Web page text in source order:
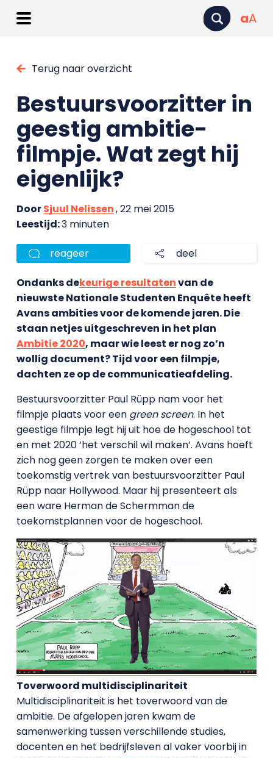
aA
Terug naar overzicht
Bestuursvoorzitter in
geestig ambitie-
filmpje. Wat zegt hij
eigenlijk?
DoorSjuul Nelissen, 22 mei 2015
Leestijd:3 minuten
reageer deel
Ondanks dekeurige resultatenvan de
nieuwste Nationale Studenten Enquête heeft
Avans ambities voor de komende jaren. Die
staan netjes uitgeschreven in het plan
Ambitie 2020, maar wie leest er nog zo’n
wollig document? Tijd voor een filmpje,
dachten ze op de communicatieafdeling.
Bestuursvoorzitter Paul Rüpp nam voor het
filmpje plaats voor een green screen. In het
geestige filmpje legt hij uit hoe de hogeschool tot
en met 2020 ‘het verschil wil maken’. Avans hoeft
zich nog geen zorgen te maken over een
toekomstig vertrek van bestuursvoorzitter Paul
Rüpp naar Hollywood. Maar hij presenteert als
een ware Herman de Schermman de
toekomstplannen voor de hogeschool.
Toverwoord multidisciplinariteit
Multidisciplinariteit is het toverwoord van de
ambitie. De afgelopen jaren kwam de
samenwerking tussen verschillende studies,
docenten en het bedrijfsleven al vaker voorbij in